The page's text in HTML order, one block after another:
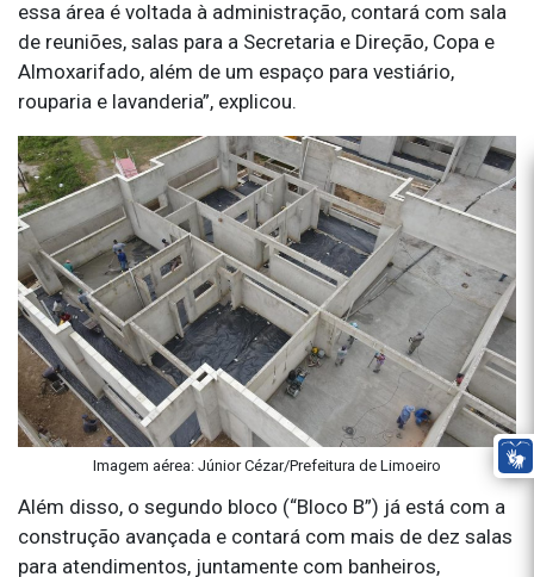
essa área é voltada à administração, contará com sala
de reuniões, salas para a Secretaria e Direção, Copa e
Almoxarifado, além de um espaço para vestiário,
rouparia e lavanderia”, explicou.
Imagem aérea: Júnior Cézar/Prefeitura de Limoeiro
Além disso, o segundo bloco (“Bloco B”) já está com a
construção avançada e contará com mais de dez salas
para atendimentos, juntamente com banheiros,